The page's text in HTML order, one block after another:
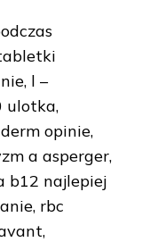
l –
ulotka,
opinie,
a asperger,
b12 najlepiej
rbc